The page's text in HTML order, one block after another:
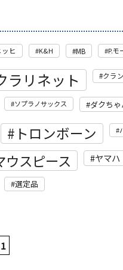
ヒ K&H MB P.モ
ラリネット クラ
ソプラノサックス ダクち
トロンボーン
ウスピース ヤマハ
選定品
1